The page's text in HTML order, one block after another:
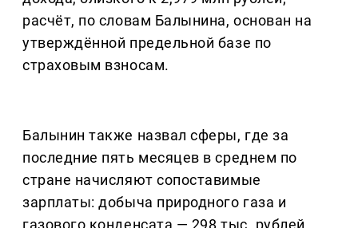
расчёт, по словам Балынина, основан на
утверждённой предельной базе по
страховым взносам.
Балынин также назвал сферы, где за
последние пять месяцев в среднем по
стране начисляют сопоставимые
зарплаты: добыча природного газа и